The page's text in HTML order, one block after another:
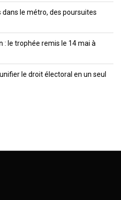
dans le métro, des poursuites
: le trophée remis le 14 mai à
le droit électoral en un seul